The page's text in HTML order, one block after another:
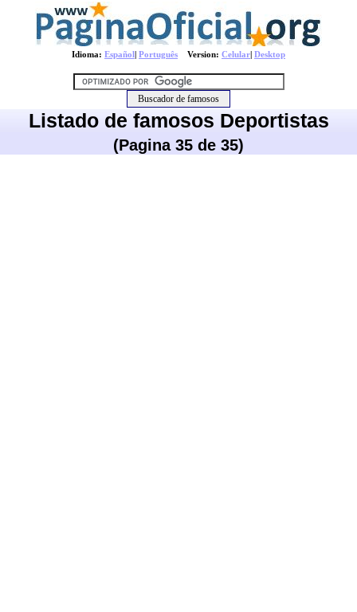
Idioma: Español| Português Version: Celular| Desktop
Listado de famosos Deportistas
(Pagina 35 de 35)